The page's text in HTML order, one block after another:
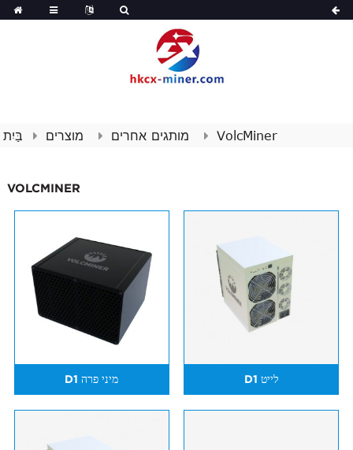
בַּיִת מוצרים מותגים אחרים VolcMiner
VOLCMINER
D1 מיני פרה D1 לייט